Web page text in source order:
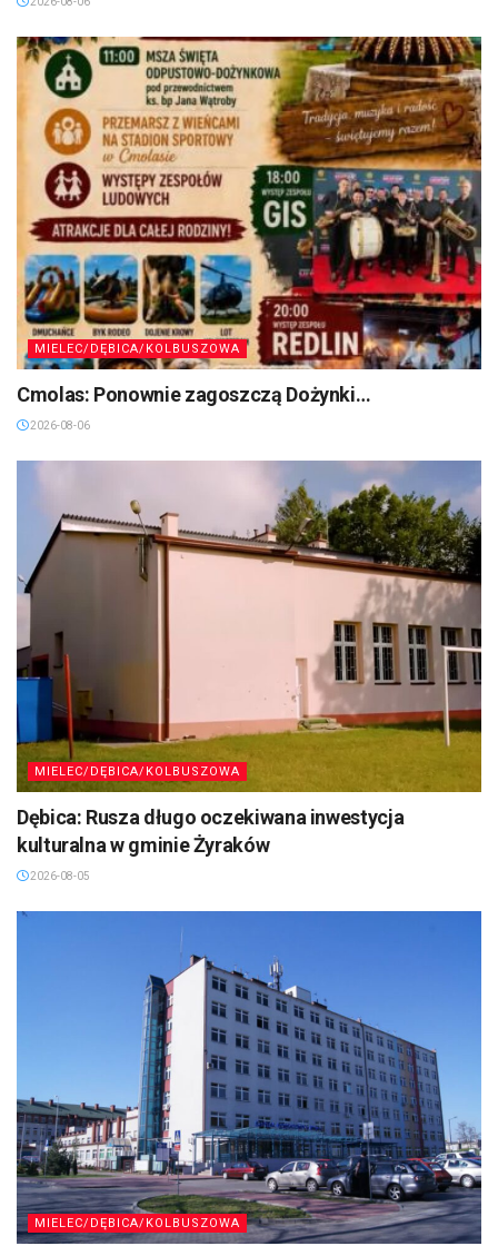
MIELEC/DĘBICA/KOLBUSZOWA
Cmolas: Ponownie zagoszczą Dożynki…
2026-08-06
MIELEC/DĘBICA/KOLBUSZOWA
Dębica: Rusza długo oczekiwana inwestycja
kulturalna w gminie Żyraków
2026-08-05
MIELEC/DĘBICA/KOLBUSZOWA